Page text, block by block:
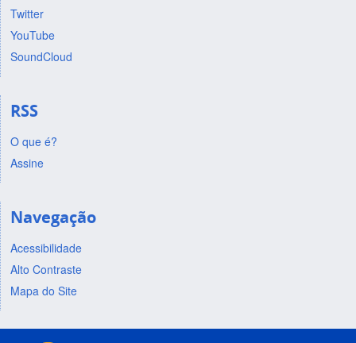
Twitter
YouTube
SoundCloud
RSS
O que é?
Assine
Navegação
Acessibilidade
Alto Contraste
Mapa do Site